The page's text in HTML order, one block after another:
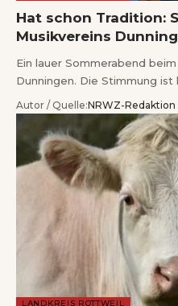
Hat schon Tradition:
Musikvereins
Ein lauer Sommerabend
Dunningen. Die Stimmung
Autor / Quelle:NRWZ-Redaktion
LANDKREIS ROTTWEIL